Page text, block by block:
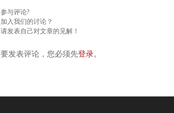
参与评论?
加入我们的讨论？
请发表自己对文章的见解！
要发表评论，您必须先登录。